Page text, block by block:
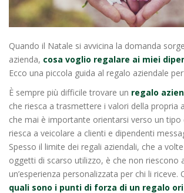
Quando il Natale si avvicina la domanda
azienda, cosa voglio regalare ai miei
Ecco una piccola guida al regalo aziendale
È sempre più difficile trovare un regalo
che riesca a trasmettere i valori della propria
che mai è importante orientarsi verso un tipo
riesca a veicolare a clienti e dipendenti
Spesso il limite dei regali aziendali, che a
oggetti di scarso utilizzo, è che non riescono
un’esperienza personalizzata per chi li riceve.
quali sono i punti di forza di un regalo